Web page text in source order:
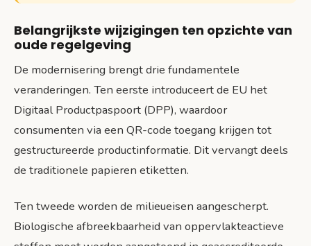
Belangrijkste wijzigingen ten opzichte van
oude regelgeving
De modernisering brengt drie fundamentele
veranderingen. Ten eerste introduceert de EU het
Digitaal Productpaspoort (DPP), waardoor
consumenten via een QR-code toegang krijgen tot
gestructureerde productinformatie. Dit vervangt deels
de traditionele papieren etiketten.
Ten tweede worden de milieueisen aangescherpt.
Biologische afbreekbaarheid van oppervlakteactieve